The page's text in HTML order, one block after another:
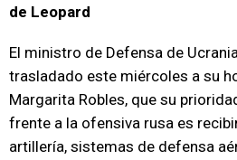
de Leopard
El ministro de Defensa de
trasladado este miércoles a su
Margarita Robles, que su
frente a la ofensiva rusa es
artillería, sistemas de defensa